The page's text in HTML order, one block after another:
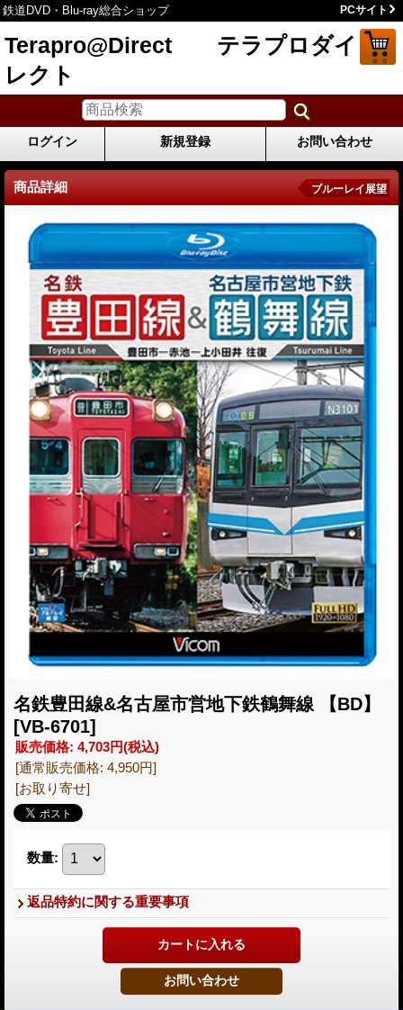
鉄道DVD・Blu-ray総合ショップ PCサイト
Terapro@Direct テラプロダイ
レクト
ログイン 新規登録 お問い合わせ
商品詳細 ブルーレイ展望
名鉄豊田線&名古屋市営地下鉄鶴舞線 【BD】
[VB-6701]
販売価格: 4,703円(税込)
[通常販売価格: 4,950円]
[お取り寄せ]
数量:
返品特約に関する重要事項